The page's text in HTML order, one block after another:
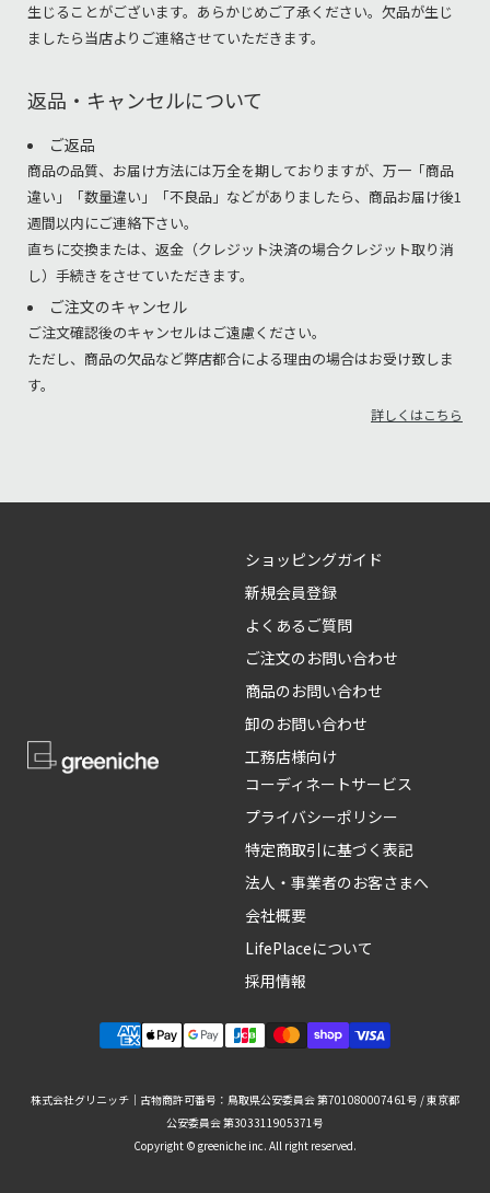
生じることがございます。あらかじめご了承ください。欠品が生じ
ましたら当店よりご連絡させていただきます。
返品・キャンセルについて
ご返品
商品の品質、お届け方法には万全を期しておりますが、万一「商品
違い」「数量違い」「不良品」などがありましたら、商品お届け後1
週間以内にご連絡下さい。
直ちに交換または、返金（クレジット決済の場合クレジット取り消
し）手続きをさせていただきます。
ご注文のキャンセル
ご注文確認後のキャンセルはご遠慮ください。
ただし、商品の欠品など弊店都合による理由の場合はお受け致しま
す。
詳しくはこちら
ショッピングガイド
新規会員登録
よくあるご質問
ご注文のお問い合わせ
商品のお問い合わせ
卸のお問い合わせ
工務店様向け
コーディネートサービス
プライバシーポリシー
特定商取引に基づく表記
法人・事業者のお客さまへ
会社概要
LifePlaceについて
採用情報
株式会社グリニッチ｜古物商許可番号：鳥取県公安委員会 第701080007461号 / 東京都
公安委員会 第303311905371号
Copyright © greeniche inc. All right reserved.